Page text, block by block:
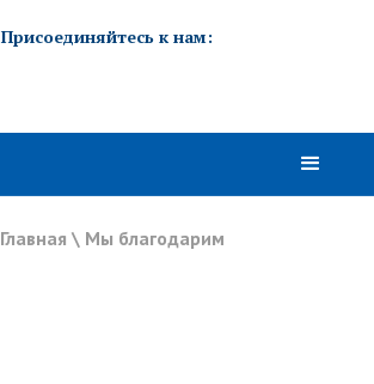
Присоединяйтесь к нам:
Главная \ Мы благодарим